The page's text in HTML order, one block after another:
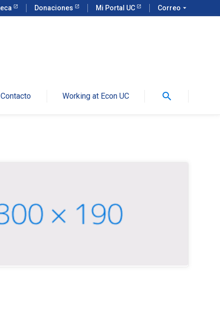
Donaciones Mi Portal UC Correo arrow_drop_down
Contacto Working at Econ UC search